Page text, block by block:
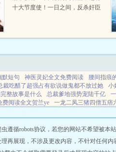
十大节度使！一日之间，反杀奸臣
天下之狼兵！解决疟疾，超低税
默短句 神医灵妃全文免费阅读 腰间指痕
裁吃醋了超强占有欲说做鬼都不放过她 小
整故事是什么 总裁爹地强势宠陆千亿
费阅读全文贺兰ye 一龙二凤三猪四僧五痞
看 年龄差大一点叫叔什么恋爱 南明史百
最终之实 系统后宫文一口气看完 全职
三岁奶娃团团动漫全集 妻妾争专宠 幻境
循robots协议，若您的网站不希望被本站
再展现，不涉及更改内容，不针对任何内